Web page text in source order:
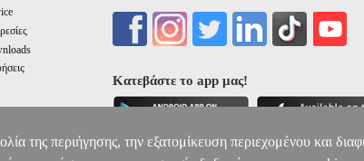
Κατεβάστε το app μας!
της περιήγησης, την εξατομίκευση περιεχομένου και